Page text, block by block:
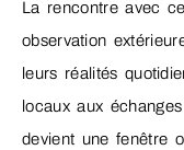
La rencontre avec
observation
leurs réalités
locaux aux
devient une fenêtre